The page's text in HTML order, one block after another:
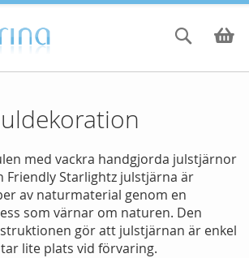
Sök
med vackra handgjorda julstjärnor
Friendly Starlightz julstjärna är
av naturmaterial genom en
som värnar om naturen. Den
gör att julstjärnan är enkel
lite plats vid förvaring.